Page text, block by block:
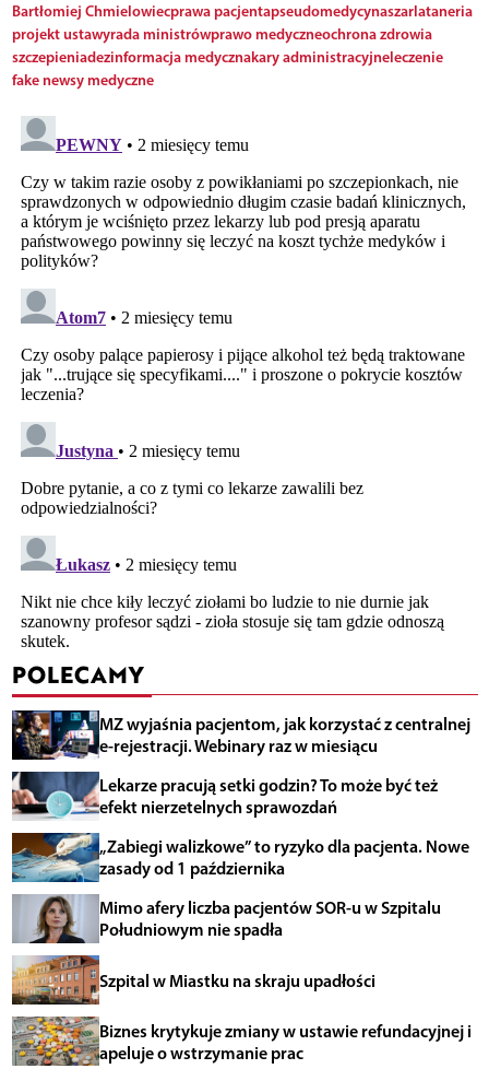
Bartłomiej Chmielowiecprawa pacjentapseudomedycynaszarlataneria
projekt ustawyrada ministrówprawo medyczneochrona zdrowia
szczepieniadezinformacja medycznakary administracyjneleczenie
fake newsy medyczne
POLECAMY
MZ wyjaśnia pacjentom, jak korzystać z centralnej
e-rejestracji. Webinary raz w miesiącu
Lekarze pracują setki godzin? To może być też
efekt nierzetelnych sprawozdań
„Zabiegi walizkowe” to ryzyko dla pacjenta. Nowe
zasady od 1 października
Mimo afery liczba pacjentów SOR-u w Szpitalu
Południowym nie spadła
Szpital w Miastku na skraju upadłości
Biznes krytykuje zmiany w ustawie refundacyjnej i
apeluje o wstrzymanie prac